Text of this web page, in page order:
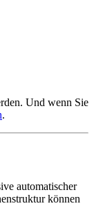
Und wenn Sie
.
automatischer
können